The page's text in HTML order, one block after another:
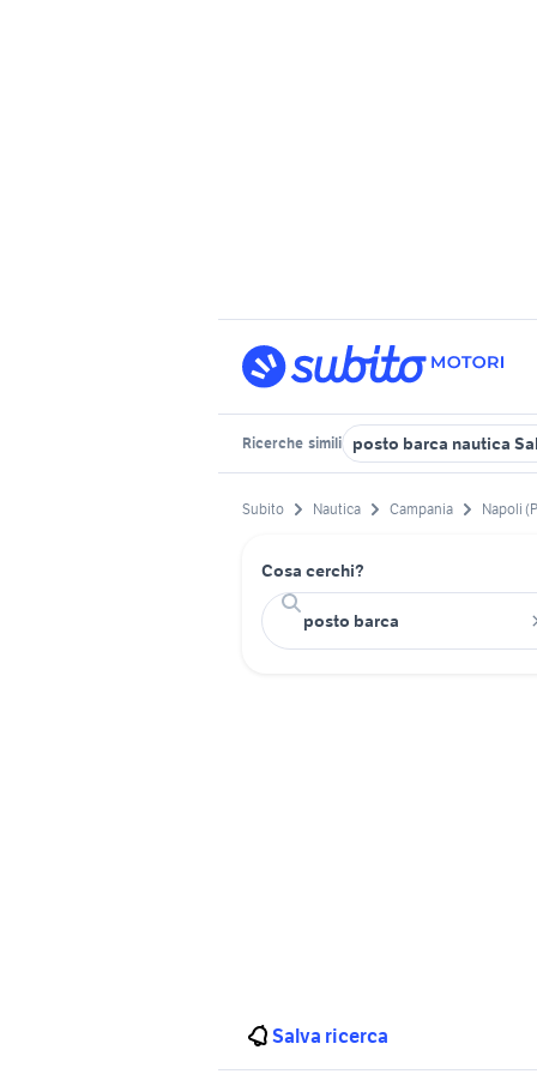
Ricerche simili posto barca nautica
Subito Nautica Campania Napoli
Cosa cerchi?
Salva ricerca